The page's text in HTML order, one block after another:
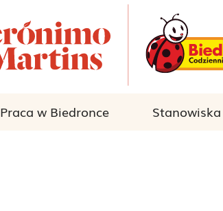
Praca w Biedronce Stanowiska